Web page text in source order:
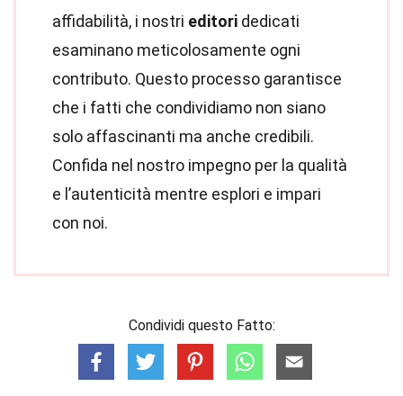
affidabilità, i nostri editori dedicati
esaminano meticolosamente ogni
contributo. Questo processo garantisce
che i fatti che condividiamo non siano
solo affascinanti ma anche credibili.
Confida nel nostro impegno per la qualità
e l’autenticità mentre esplori e impari
con noi.
Condividi questo Fatto: